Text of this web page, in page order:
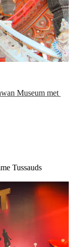
Museum met
Tussauds